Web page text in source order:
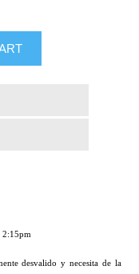
2:15pm
desvalido y necesita de la